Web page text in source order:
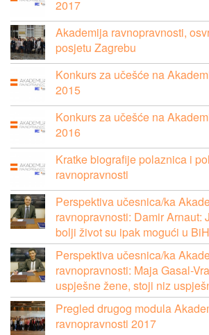
2017
Akademija ravnopravnosti,
posjetu Zagrebu
Konkurs za učešće na
2015
Konkurs za učešće na
2016
Kratke biografije polaznica i
ravnopravnosti
Perspektiva učesnica/ka
ravnopravnosti: Damir Arnaut:
bolji život su ipak mogući u BiH
Perspektiva učesnica/ka
ravnopravnosti: Maja Gasal-
uspješne žene, stoji niz
Pregled drugog modula
ravnopravnosti 2017